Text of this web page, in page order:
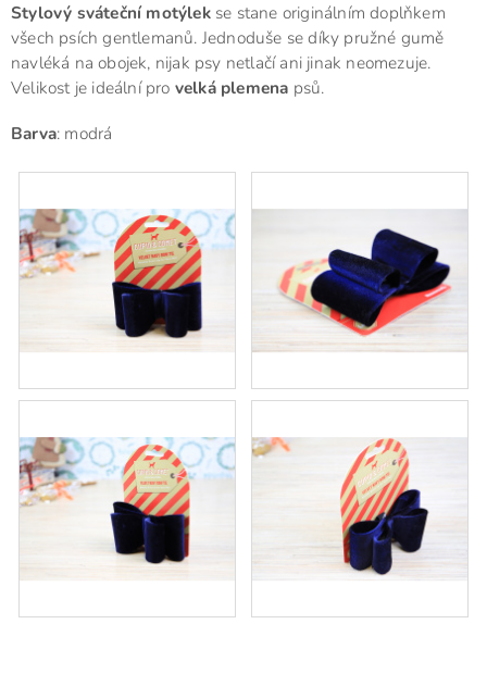
Stylový sváteční motýlekse stane originálním doplňkem
všech psích gentlemanů. Jednoduše se díky pružné gumě
navléká na obojek, nijak psy netlačí ani jinak neomezuje.
Velikost je ideální pro velká plemena psů.
Barva: modrá